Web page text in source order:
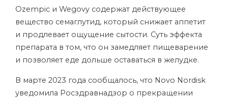
Ozempic и Wegovy содержат действующее
вещество семаглутид, который снижает аппетит
и продлевает ощущение сытости. Суть эффекта
препарата в том, что он замедляет пищеварение
и позволяет еде дольше оставаться в желудке.
В марте 2023 года сообщалось, что Novo Nordisk
уведомила Росздравнадзор о прекращении